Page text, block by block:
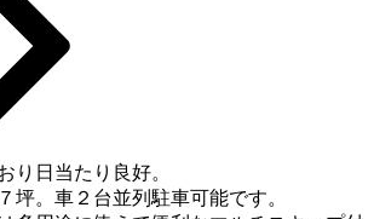
り日当たり良好。
坪。車２台並列駐車可能です。